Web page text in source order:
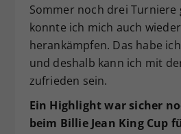
Sommer noch drei Turniere
konnte ich mich auch
herankämpfen. Das habe
und deshalb kann ich mit
zufrieden sein.
Ein Highlight war sicher
beim Billie Jean King Cup